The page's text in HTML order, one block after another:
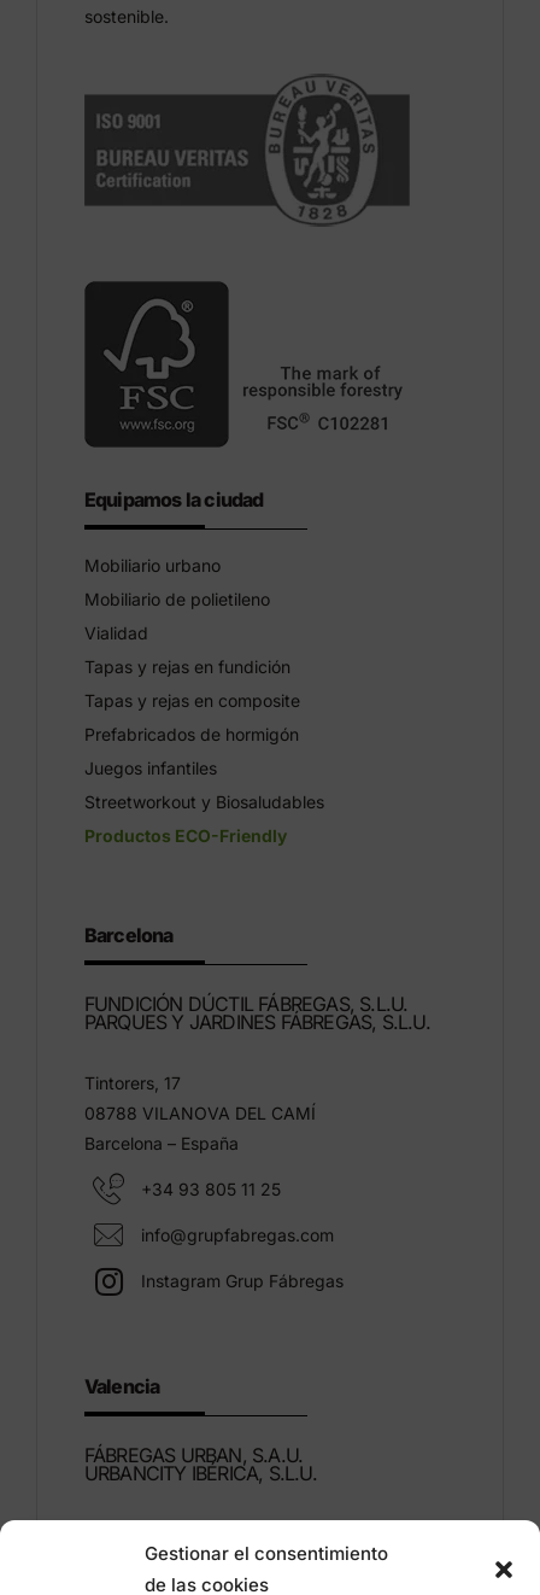
Gestionar el consentimiento
de las cookies
sostenible.
Equipamos la ciudad
Mobiliario urbano
Mobiliario de polietileno
Vialidad
Tapas y rejas en fundición
Tapas y rejas en composite
Prefabricados de hormigón
Juegos infantiles
Streetworkout y Biosaludables
Productos ECO-Friendly
Barcelona
FUNDICIÓN DÚCTIL FÁBREGAS, S.L.U.
PARQUES Y JARDINES FÁBREGAS, S.L.U.
Tintorers, 17
08788 VILANOVA DEL CAMÍ
Barcelona – España
+34 93 805 11 25
info@grupfabregas.com
Instagram Grup Fábregas
Valencia
FÁBREGAS URBAN, S.A.U.
URBANCITY IBÉRICA, S.L.U.
46960 ALDAIA